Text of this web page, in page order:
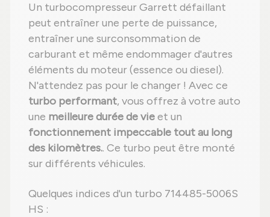
Un turbocompresseur Garrett défaillant
peut entraîner une perte de puissance,
entraîner une surconsommation de
carburant et même endommager d'autres
éléments du moteur (essence ou diesel).
N'attendez pas pour le changer ! Avec ce
turbo performant, vous offrez à votre auto
une meilleure durée de vieet un
fonctionnement impeccable tout au long
des kilomètres.. Ce turbo peut être monté
sur différents véhicules.
Quelques indices d'un turbo 714485-5006S
HS :